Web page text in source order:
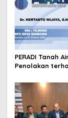
Rp5,19 Miliar
PERADI Tanah
Penolakan
Dewan Advokat
dalam Revisi UU